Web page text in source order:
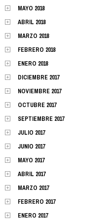
MAYO 2018
ABRIL 2018
MARZO 2018
FEBRERO 2018
ENERO 2018
DICIEMBRE 2017
NOVIEMBRE 2017
OCTUBRE 2017
SEPTIEMBRE 2017
JULIO 2017
JUNIO 2017
MAYO 2017
ABRIL 2017
MARZO 2017
FEBRERO 2017
ENERO 2017